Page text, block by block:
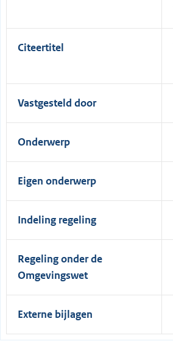
Citeertitel
Vastgesteld door
Onderwerp
Eigen onderwerp
Indeling regeling
Regeling onder de
Omgevingswet
Externe bijlagen